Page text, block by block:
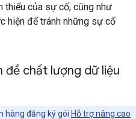
thiểu của sự cố, cũng như
hiện để tránh những sự cố
đề chất lượng dữ liệu
hàng đăng ký gói Hỗ trợ nâng cao